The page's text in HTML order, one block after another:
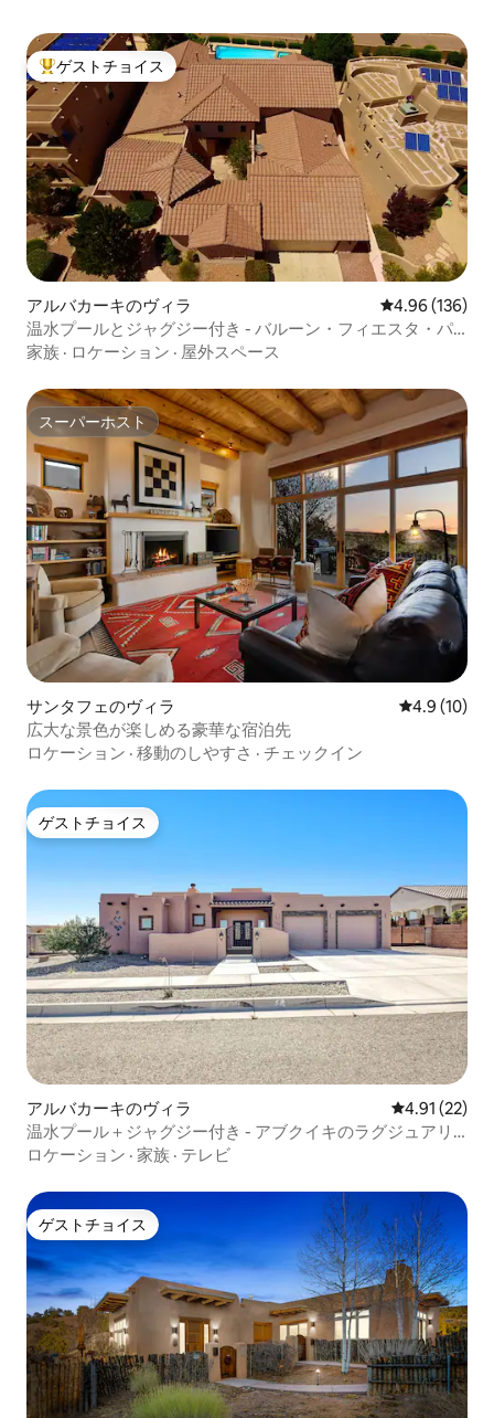
大好評のゲストチョイスです。
ゲストチョイス
アルバカーキのヴィラ レビュー136
4.96 (136)
温水プールとジャグジー付き - バルーン・フィエスタ・パ
ーク近く
家族 · ロケーション · 屋外スペース
スーパーホスト
スーパーホスト
サンタフェのヴィラ レビュー10
4.9 (10)
広大な景色が楽しめる豪華な宿泊先
ロケーション · 移動のしやすさ · チェックイン
ゲストチョイス
ゲストチョイス
アルバカーキのヴィラ レビュー22
4.91 (22)
温水プール＋ジャグジー付き - アブクイキのラグジュアリ
ーリトリート
ロケーション · 家族 · テレビ
ゲストチョイス
ゲストチョイス